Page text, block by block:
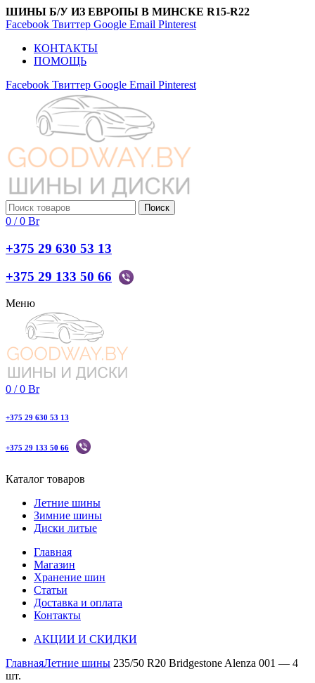
ШИНЫ Б/У ИЗ ЕВРОПЫ В МИНСКЕ R15-R22
Facebook Твиттер Google Email Pinterest
КОНТАКТЫ
ПОМОЩЬ
Facebook Твиттер Google Email Pinterest
Поиск
0 / 0 Br
+375 29 630 53 13
+375 29 133 50 66
Меню
0 / 0 Br
+375 29 630 53 13
+375 29 133 50 66
Каталог товаров
Летние шины
Зимние шины
Диски литые
Главная
Магазин
Хранение шин
Статьи
Доставка и оплата
Контакты
АКЦИИ И СКИДКИ
ГлавнаяЛетние шины 235/50 R20 Bridgestone Alenza 001 — 4
шт.